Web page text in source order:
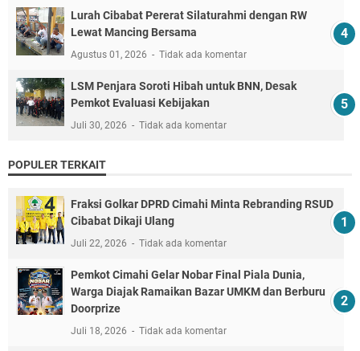
Lurah Cibabat Pererat Silaturahmi dengan RW
Lewat Mancing Bersama
Agustus 01, 2026 Tidak ada komentar
LSM Penjara Soroti Hibah untuk BNN, Desak
Pemkot Evaluasi Kebijakan
Juli 30, 2026 Tidak ada komentar
POPULER TERKAIT
Fraksi Golkar DPRD Cimahi Minta Rebranding RSUD
Cibabat Dikaji Ulang
Juli 22, 2026 Tidak ada komentar
Pemkot Cimahi Gelar Nobar Final Piala Dunia,
Warga Diajak Ramaikan Bazar UMKM dan Berburu
Doorprize
Juli 18, 2026 Tidak ada komentar